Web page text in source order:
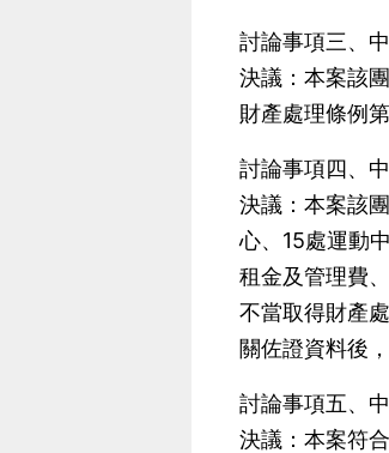
討論事項三、
決議：本案該
財產處理條例
討論事項四、
決議：本案該
心、15處運動
租金及管理費
不當取得財產
關佐證資料後
討論事項五、
決議：本案符